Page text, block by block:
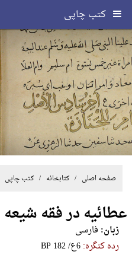
کتب چاپی
صفحه اصلی / کتابخانه /کتب چاپی
عطائیه در فقه شیعه
زبان: فارسی
رده کنگره:‎B‎P‎ ‎1‎8‎2‎ ‎/‎ع‎6‎